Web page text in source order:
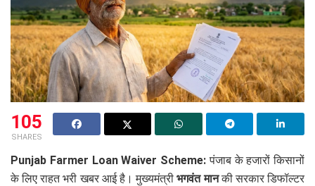
105
SHARES
Punjab Farmer Loan Waiver Scheme: पंजाब के हजारों किसानों
के लिए राहत भरी खबर आई है। मुख्यमंत्रीभगवंत मानकी सरकार डिफॉल्टर